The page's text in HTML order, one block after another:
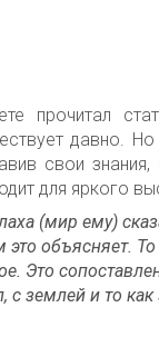
прочитал
давно. Но
свои
для яркого
(мир ему)
это объясняет.
Это
землей и то